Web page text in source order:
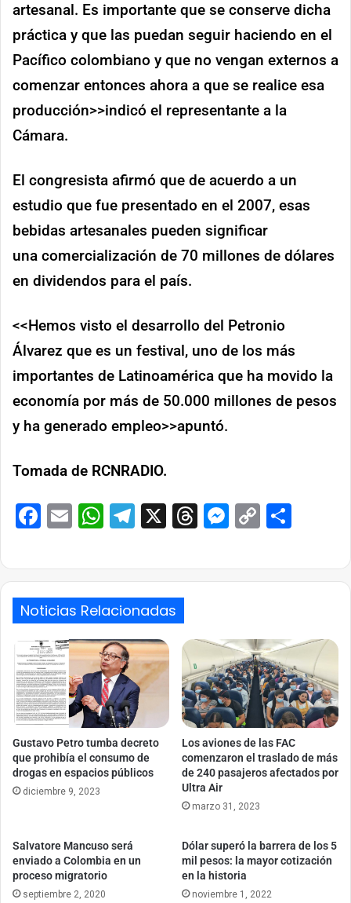
artesanal. Es importante que se conserve dicha
práctica y que las puedan seguir haciendo en el
Pacífico colombiano y que no vengan externos a
comenzar entonces ahora a que se realice esa
producción>>indicó el representante a la
Cámara.
El congresista afirmó que de acuerdo a un
estudio que fue presentado en el 2007, esas
bebidas artesanales pueden significar
una comercialización de 70 millones de dólares
en dividendos para el país.
<<Hemos visto el desarrollo del Petronio
Álvarez que es un festival, uno de los más
importantes de Latinoamérica que ha movido la
economía por más de 50.000 millones de pesos
y ha generado empleo>>apuntó.
Tomada de RCNRADIO.
Facebook
EmailWhatsApp
Telegram
X ThreadsCopy
Noticias Relacionadas
Gustavo Petro tumba decreto
que prohibía el consumo de
drogas en espacios públicos
diciembre 9, 2023
Los aviones de las FAC
comenzaron el traslado de más
de 240 pasajeros afectados por
Ultra Air
marzo 31, 2023
Salvatore Mancuso será
enviado a Colombia en un
proceso migratorio
septiembre 2, 2020
Dólar superó la barrera de los 5
mil pesos: la mayor cotización
en la historia
noviembre 1, 2022